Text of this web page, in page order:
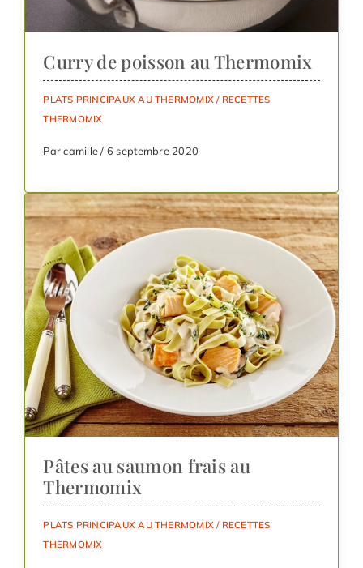
Curry de poisson au Thermomix
PLATS PRINCIPAUX AU THERMOMIX / RECETTES
THERMOMIX
Par camille / 6 septembre 2020
Pâtes au saumon frais au
Thermomix
PLATS PRINCIPAUX AU THERMOMIX / RECETTES
THERMOMIX